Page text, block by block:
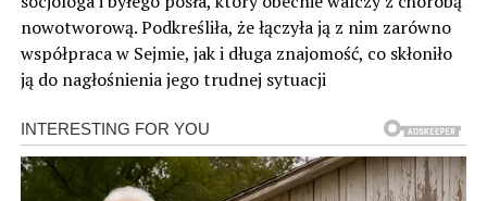
nowotworową. Podkreśliła, że łączyła ją z nim zarówno
współpraca w Sejmie, jak i długa znajomość, co skłoniło
ją do nagłośnienia jego trudnej sytuacji